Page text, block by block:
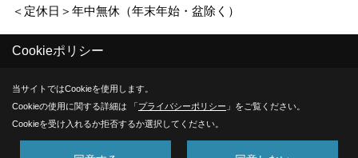
＜定休日＞年中無休（年末年始・盆除く）
Produced byゴデスクリエイト
Cookieポリシー
当サイトではCookieを使用します。
Cookieの使用に関する詳細は 「プライバシーポリシー 」をご覧ください。
Cookieを受け入れるか拒否するか選択してください。